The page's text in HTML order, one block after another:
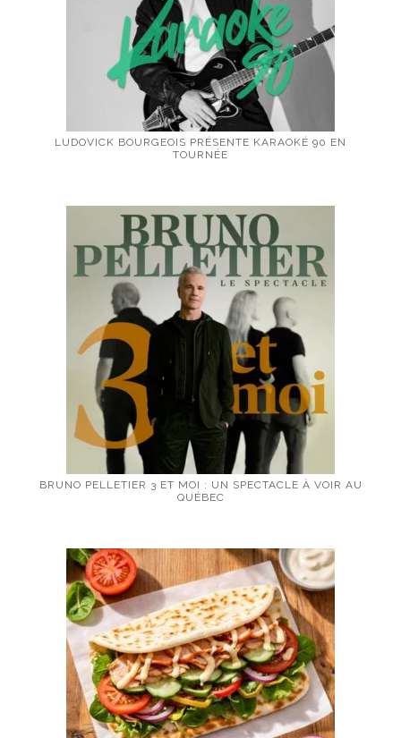
LUDOVICK BOURGEOIS PRÉSENTE KARAOKÉ 90 EN
TOURNÉE
BRUNO PELLETIER 3 ET MOI : UN SPECTACLE À VOIR AU
QUÉBEC